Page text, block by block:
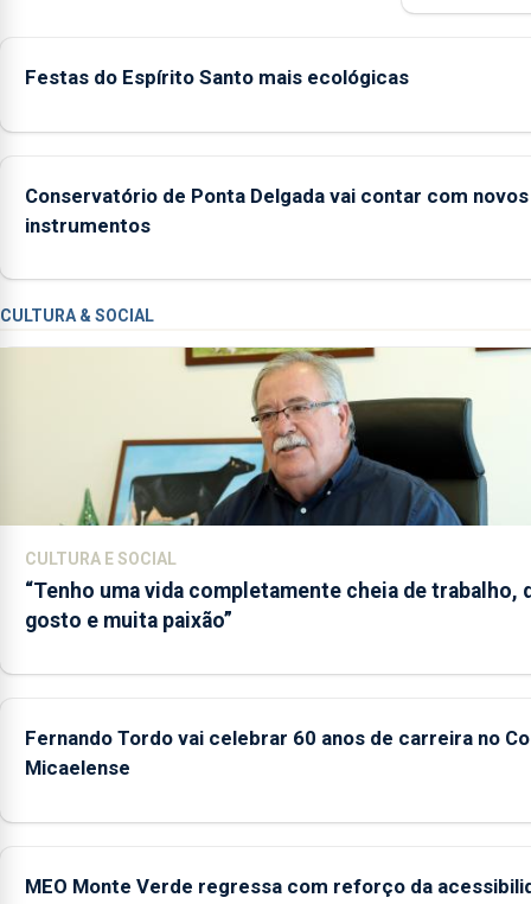
Festas do Espírito Santo mais ecológicas
Conservatório de Ponta Delgada vai contar com novos
instrumentos
CULTURA & SOCIAL
CULTURA E SOCIAL
“Tenho uma vida completamente cheia de trabalho,
gosto e muita paixão”
Fernando Tordo vai celebrar 60 anos de carreira no
Micaelense
MEO Monte Verde regressa com reforço da